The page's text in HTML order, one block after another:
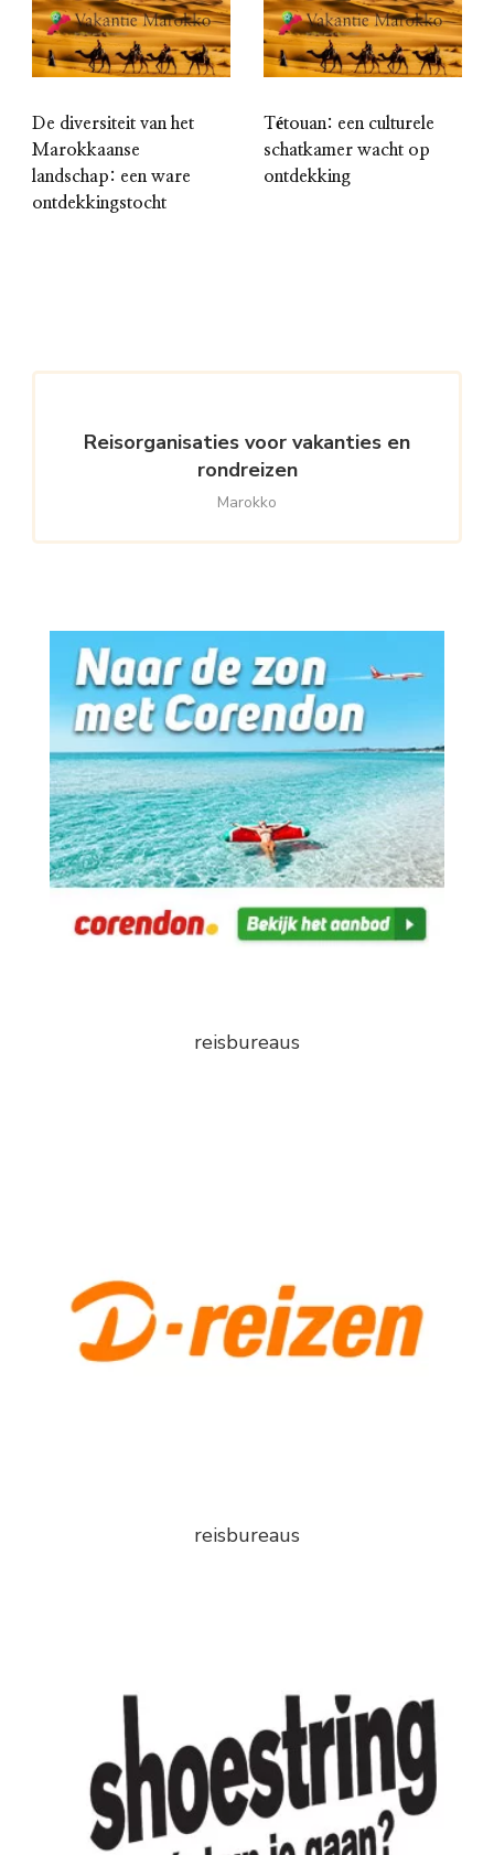
De diversiteit van het
Marokkaanse
landschap: een ware
ontdekkingstocht
Tétouan: een culturele
schatkamer wacht op
ontdekking
Reisorganisaties voor vakanties en
rondreizen
Marokko
reisbureaus
reisbureaus